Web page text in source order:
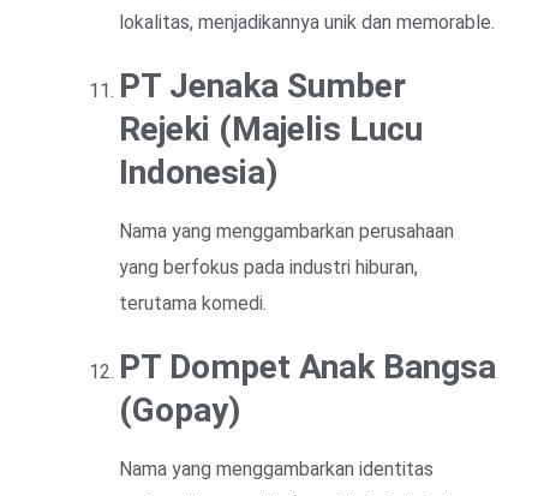
lokalitas, menjadikannya unik dan memorable.
PT Jenaka Sumber
Rejeki (Majelis Lucu
Indonesia)
Nama yang menggambarkan perusahaan
yang berfokus pada industri hiburan,
terutama komedi.
PT Dompet Anak Bangsa
(Gopay)
Nama yang menggambarkan identitas